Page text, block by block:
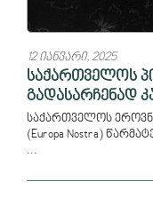
12 იანვარი, 2025
საქართველოს
გადასარჩენად
საქართველოს
(Europa Nostra)
...